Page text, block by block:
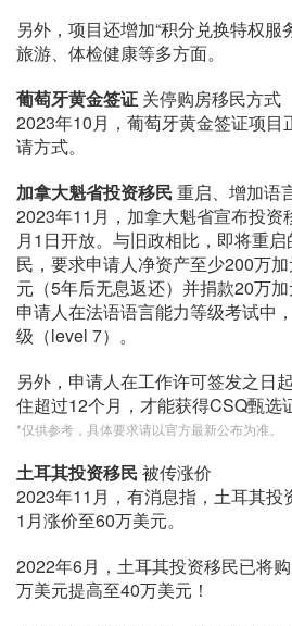
另外，项目还增加“积分兑换特权服
旅游、体检健康等多方面。
葡萄牙黄金签证 关停购房移民方式
2023年10月，葡萄牙黄金签证项目
请方式。
加拿大魁省投资移民重启、增加语
2023年11月，加拿大魁省宣布投资
月1日开放。与旧政相比，即将重
民，要求申请人净资产至少200万
元（5年后无息返还）并捐款20万
申请人在法语语言能力等级考试中
级（level 7）。
另外，申请人在工作许可签发之日
住超过12个月，才能获得CSQ甄选
*仅供参考，具体要求请以官方最新公布为准。
土耳其投资移民被传涨价
2023年11月，有消息指，土耳其投
1月涨价至60万美元。
2022年6月，土耳其投资移民已将
万美元提高至40万美元！